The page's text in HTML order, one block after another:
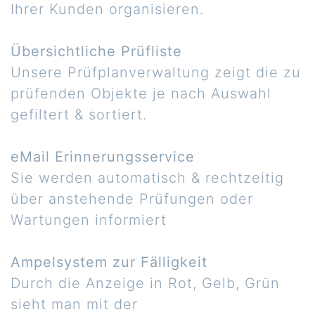
Ihrer Kunden organisieren.
Übersichtliche Prüfliste
Unsere Prüfplanverwaltung zeigt die zu
prüfenden Objekte je nach Auswahl
gefiltert & sortiert.
eMail Erinnerungsservice
Sie werden automatisch & rechtzeitig
über anstehende Prüfungen oder
Wartungen informiert
Ampelsystem zur Fälligkeit
Durch die Anzeige in Rot, Gelb, Grün
sieht man mit der